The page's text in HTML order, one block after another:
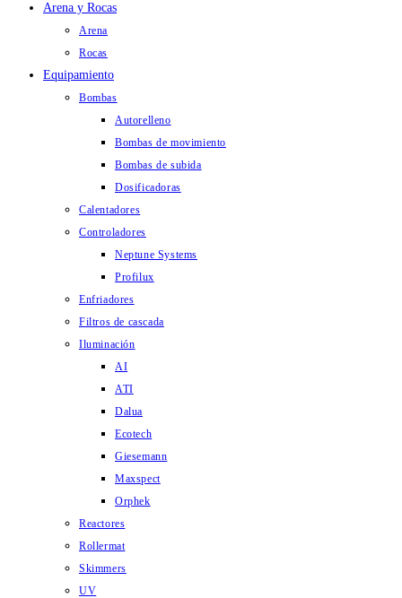
Arena y Rocas
Arena
Rocas
Equipamiento
Bombas
Autorelleno
Bombas de movimiento
Bombas de subida
Dosificadoras
Calentadores
Controladores
Neptune Systems
Profilux
Enfriadores
Filtros de cascada
Iluminación
AI
ATI
Dalua
Ecotech
Giesemann
Maxspect
Orphek
Reactores
Rollermat
Skimmers
UV